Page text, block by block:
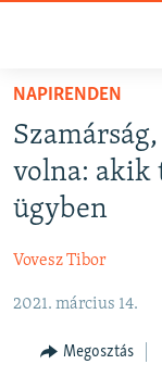
Ugrás
fő
oldalra
Ugrás
tartalomjegyzékre
AKTUÁLIS
PODCASTOK
ELEMZŐ
NER15
SZABADON
NAPIRENDEN
volna: akik
ügyben
Vovesz Tibor
2021. március 14.
Megosztás